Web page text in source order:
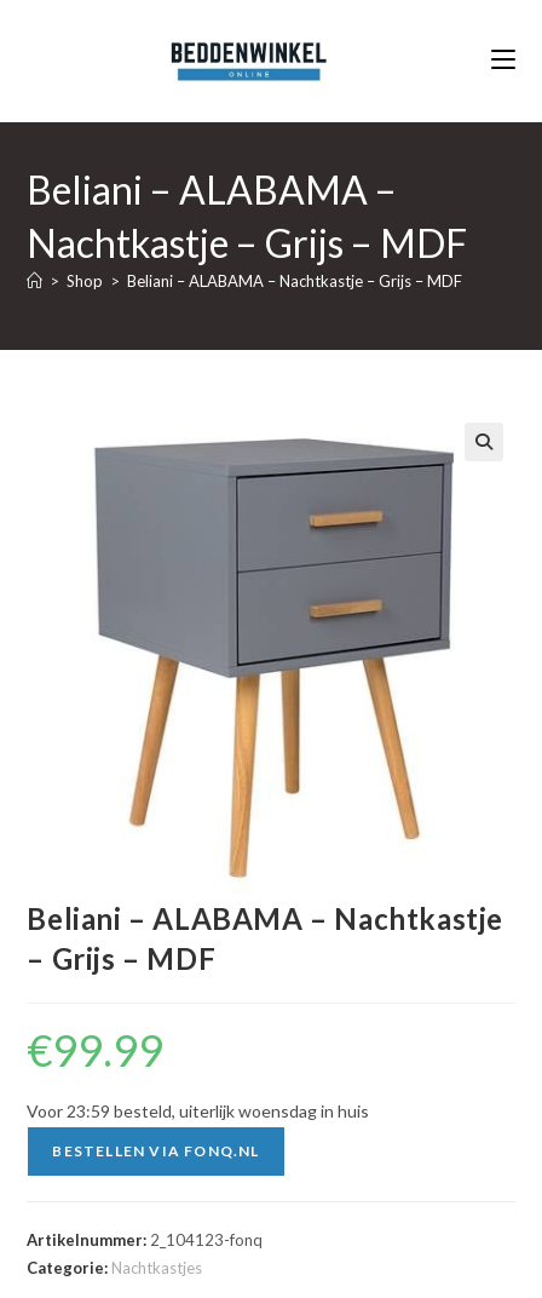
Beliani – ALABAMA –
Nachtkastje – Grijs – MDF
> Shop > Beliani – ALABAMA – Nachtkastje – Grijs – MDF
Beliani – ALABAMA – Nachtkastje
– Grijs – MDF
€99.99
Voor 23:59 besteld, uiterlijk woensdag in huis
BESTELLEN VIA FONQ.NL
Artikelnummer: 2_104123-fonq
Categorie: Nachtkastjes